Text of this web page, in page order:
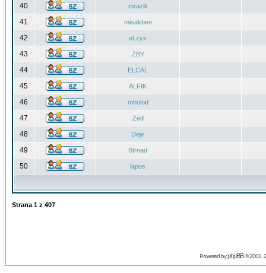
40 mrazik
41 misakben
42 eLzyx
43 ZBY
44 ELCAL
45 ALFIK
46 mholod
47 Zed
48 Dejv
49 Strnad
50 lapos
Strana 1 z 407
Powered byphpBB© 2001,